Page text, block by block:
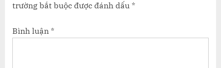
trường bắt buộc được đánh dấu *
Bình luận *